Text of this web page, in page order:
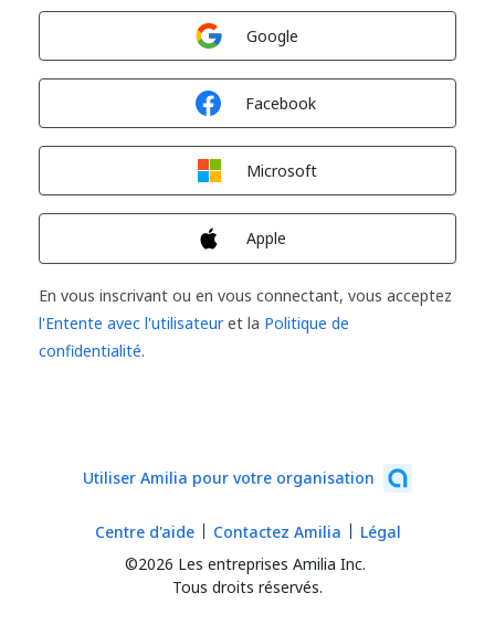
Google
Facebook
Microsoft
Apple
En vous inscrivant ou en vous connectant, vous acceptez
l'Entente avec l'utilisateuret la Politique de
confidentialité.
Utiliser Amilia pour votre organisation
©2026 Les entreprises Amilia Inc.
Tous droits réservés.
Centre d'aide Contactez Amilia Légal